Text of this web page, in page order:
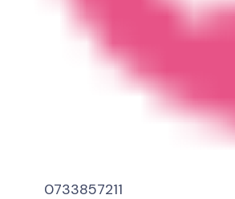
0733857211